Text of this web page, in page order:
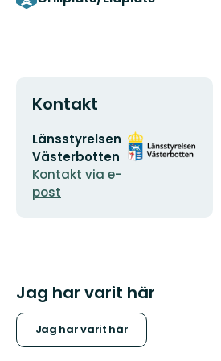
Kontakt
E-
postadress
Länsstyrelsen
Västerbotten
Kontakt via e-
post
Organisationens
logotyp
Jag har varit här
Jag har varit här